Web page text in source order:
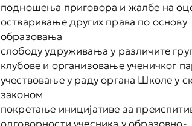
подношења приговора и жалбе на
остваривање других права по основу
образовања
слободу удруживања у различите
клубове и организовање ученичког
учествовање у раду органа Школе у
законом
покретање иницијативе за